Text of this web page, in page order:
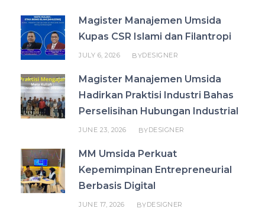
Magister Manajemen Umsida
Kupas CSR Islami dan Filantropi
JULY 6, 2026 BYDESIGNER
Magister Manajemen Umsida
Hadirkan Praktisi Industri Bahas
Perselisihan Hubungan Industrial
JUNE 23, 2026 BYDESIGNER
MM Umsida Perkuat
Kepemimpinan Entrepreneurial
Berbasis Digital
JUNE 17, 2026 BYDESIGNER